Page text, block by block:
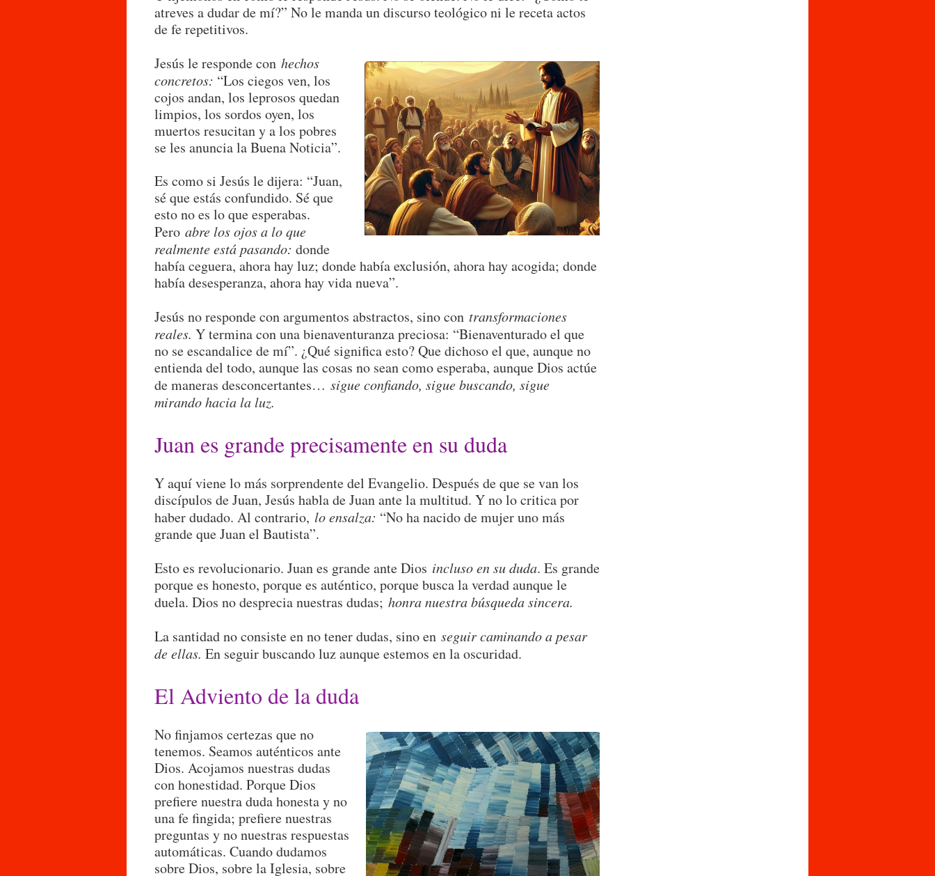
atreves a dudar de mí?” No le manda un discurso teológico ni le receta actos
de fe repetitivos.
Jesús le responde con hechos
concretos: “Los ciegos ven, los
cojos andan, los leprosos quedan
limpios, los sordos oyen, los
muertos resucitan y a los pobres
se les anuncia la Buena Noticia”.
Es como si Jesús le dijera: “Juan,
sé que estás confundido. Sé que
esto no es lo que esperabas.
Pero abre los ojos a lo que
realmente está pasando: donde
había ceguera, ahora hay luz; donde había exclusión, ahora hay acogida; donde
había desesperanza, ahora hay vida nueva”.
Jesús no responde con argumentos abstractos, sino con transformaciones
reales. Y termina con una bienaventuranza preciosa: “Bienaventurado el que
no se escandalice de mí”. ¿Qué significa esto? Que dichoso el que, aunque no
entienda del todo, aunque las cosas no sean como esperaba, aunque Dios actúe
de maneras desconcertantes… sigue confiando, sigue buscando, sigue
mirando hacia la luz.
Juan es grande precisamente en su duda
Y aquí viene lo más sorprendente del Evangelio. Después de que se van los
discípulos de Juan, Jesús habla de Juan ante la multitud. Y no lo critica por
haber dudado. Al contrario, lo ensalza: “No ha nacido de mujer uno más
grande que Juan el Bautista”.
Esto es revolucionario. Juan es grande ante Dios incluso en su duda. Es grande
porque es honesto, porque es auténtico, porque busca la verdad aunque le
duela. Dios no desprecia nuestras dudas; honra nuestra búsqueda sincera.
La santidad no consiste en no tener dudas, sino en seguir caminando a pesar
de ellas. En seguir buscando luz aunque estemos en la oscuridad.
El Adviento de la duda
No finjamos certezas que no
tenemos. Seamos auténticos ante
Dios. Acojamos nuestras dudas
con honestidad. Porque Dios
prefiere nuestra duda honesta y no
una fe fingida; prefiere nuestras
preguntas y no nuestras respuestas
automáticas. Cuando dudamos
sobre Dios, sobre la Iglesia, sobre